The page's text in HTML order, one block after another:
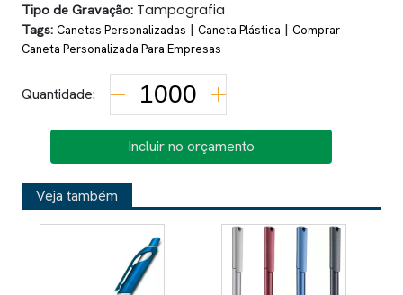
Tipo de Gravação: Tampografia
Tags: Canetas Personalizadas | Caneta Plástica | Comprar
Caneta Personalizada Para Empresas
Quantidade:
Incluir no orçamento
Veja também